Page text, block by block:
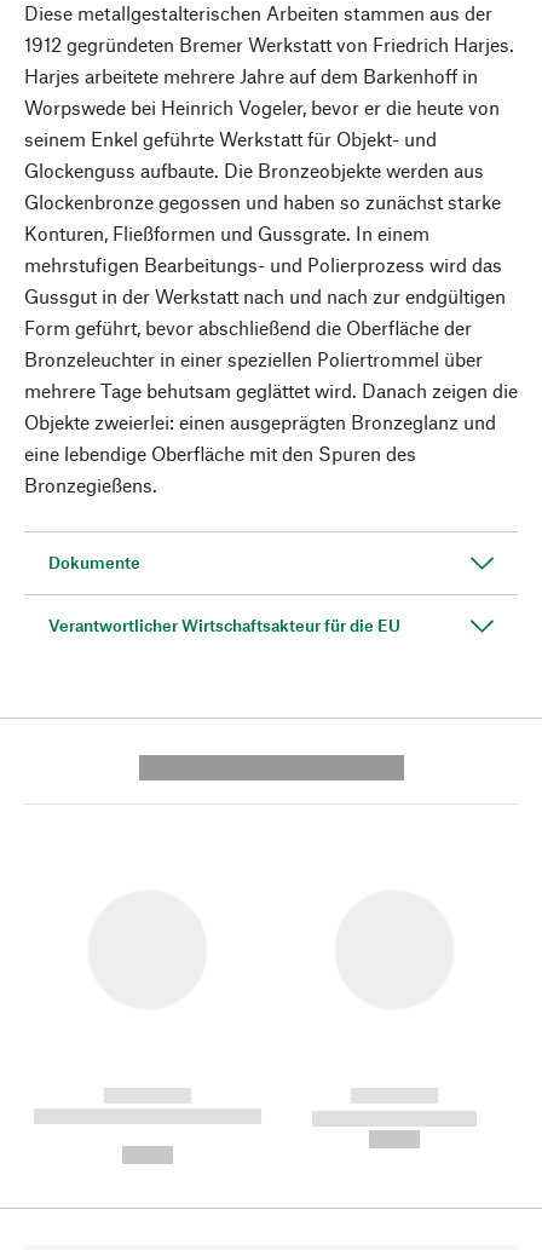
Diese metallgestalterischen Arbeiten stammen aus der
1912 gegründeten Bremer Werkstatt von Friedrich Harjes.
Harjes arbeitete mehrere Jahre auf dem Barkenhoff in
Worpswede bei Heinrich Vogeler, bevor er die heute von
seinem Enkel geführte Werkstatt für Objekt- und
Glockenguss aufbaute. Die Bronzeobjekte werden aus
Glockenbronze gegossen und haben so zunächst starke
Konturen, Fließformen und Gussgrate. In einem
mehrstufigen Bearbeitungs- und Polierprozess wird das
Gussgut in der Werkstatt nach und nach zur endgültigen
Form geführt, bevor abschließend die Oberfläche der
Bronzeleuchter in einer speziellen Poliertrommel über
mehrere Tage behutsam geglättet wird. Danach zeigen die
Objekte zweierlei: einen ausgeprägten Bronzeglanz und
eine lebendige Oberfläche mit den Spuren des
Bronzegießens.
Dokumente
Verantwortlicher Wirtschaftsakteur für die EU
------------
----------- ----------- --------
------------
----------- -----------